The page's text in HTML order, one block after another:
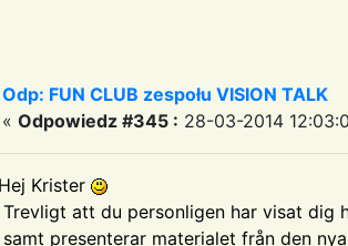
Odp: FUN CLUB zespołu VISION TALK
« Odpowiedz #345 : 28-03-2014
Hej Krister
Trevligt att du personligen har visat dig
samt presenterar materialet från den